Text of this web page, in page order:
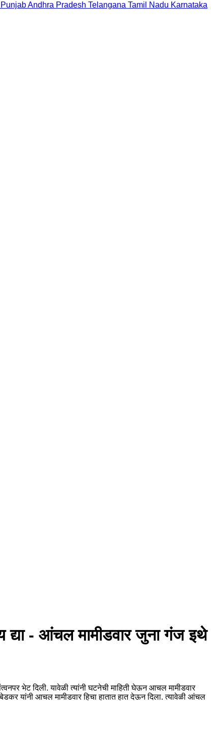
PunjabAndhra Pradesh Telangana Tamil Nadu Karnataka
द्या - आंचल मामीडवार जुना गंज इथे
भेट दिली. यावेळी त्यांनी घटनेची माहिती घेऊन आचल मामीडवार
यांनी आचल मामीडवार हिचा हातात हात देऊन दिला. त्यावेळी आंचल